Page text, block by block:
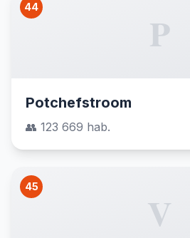
44
P
Potchefstroom
👥 123 669 hab.
45
V